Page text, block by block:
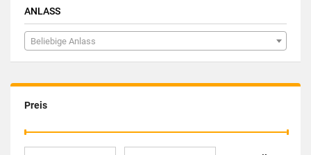
ANLASS
Beliebige Anlass
Preis